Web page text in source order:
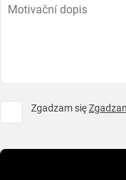
Zgadzam się